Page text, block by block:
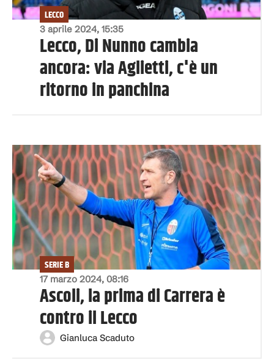
3 aprile 2024, 15:35
LECCO
Lecco, Di Nunno cambia
ancora: via Aglietti, c'è un
ritorno in panchina
17 marzo 2024, 08:16
SERIE B
Ascoli, la prima di Carrera è
contro il Lecco
Gianluca Scaduto